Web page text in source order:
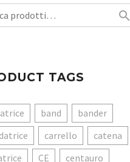

TAGS
band
bander
carrello
catena
CE
centauro